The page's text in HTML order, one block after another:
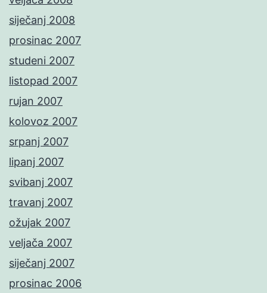
siječanj 2008
prosinac 2007
studeni 2007
listopad 2007
rujan 2007
kolovoz 2007
srpanj 2007
lipanj 2007
svibanj 2007
travanj 2007
ožujak 2007
veljača 2007
siječanj 2007
prosinac 2006